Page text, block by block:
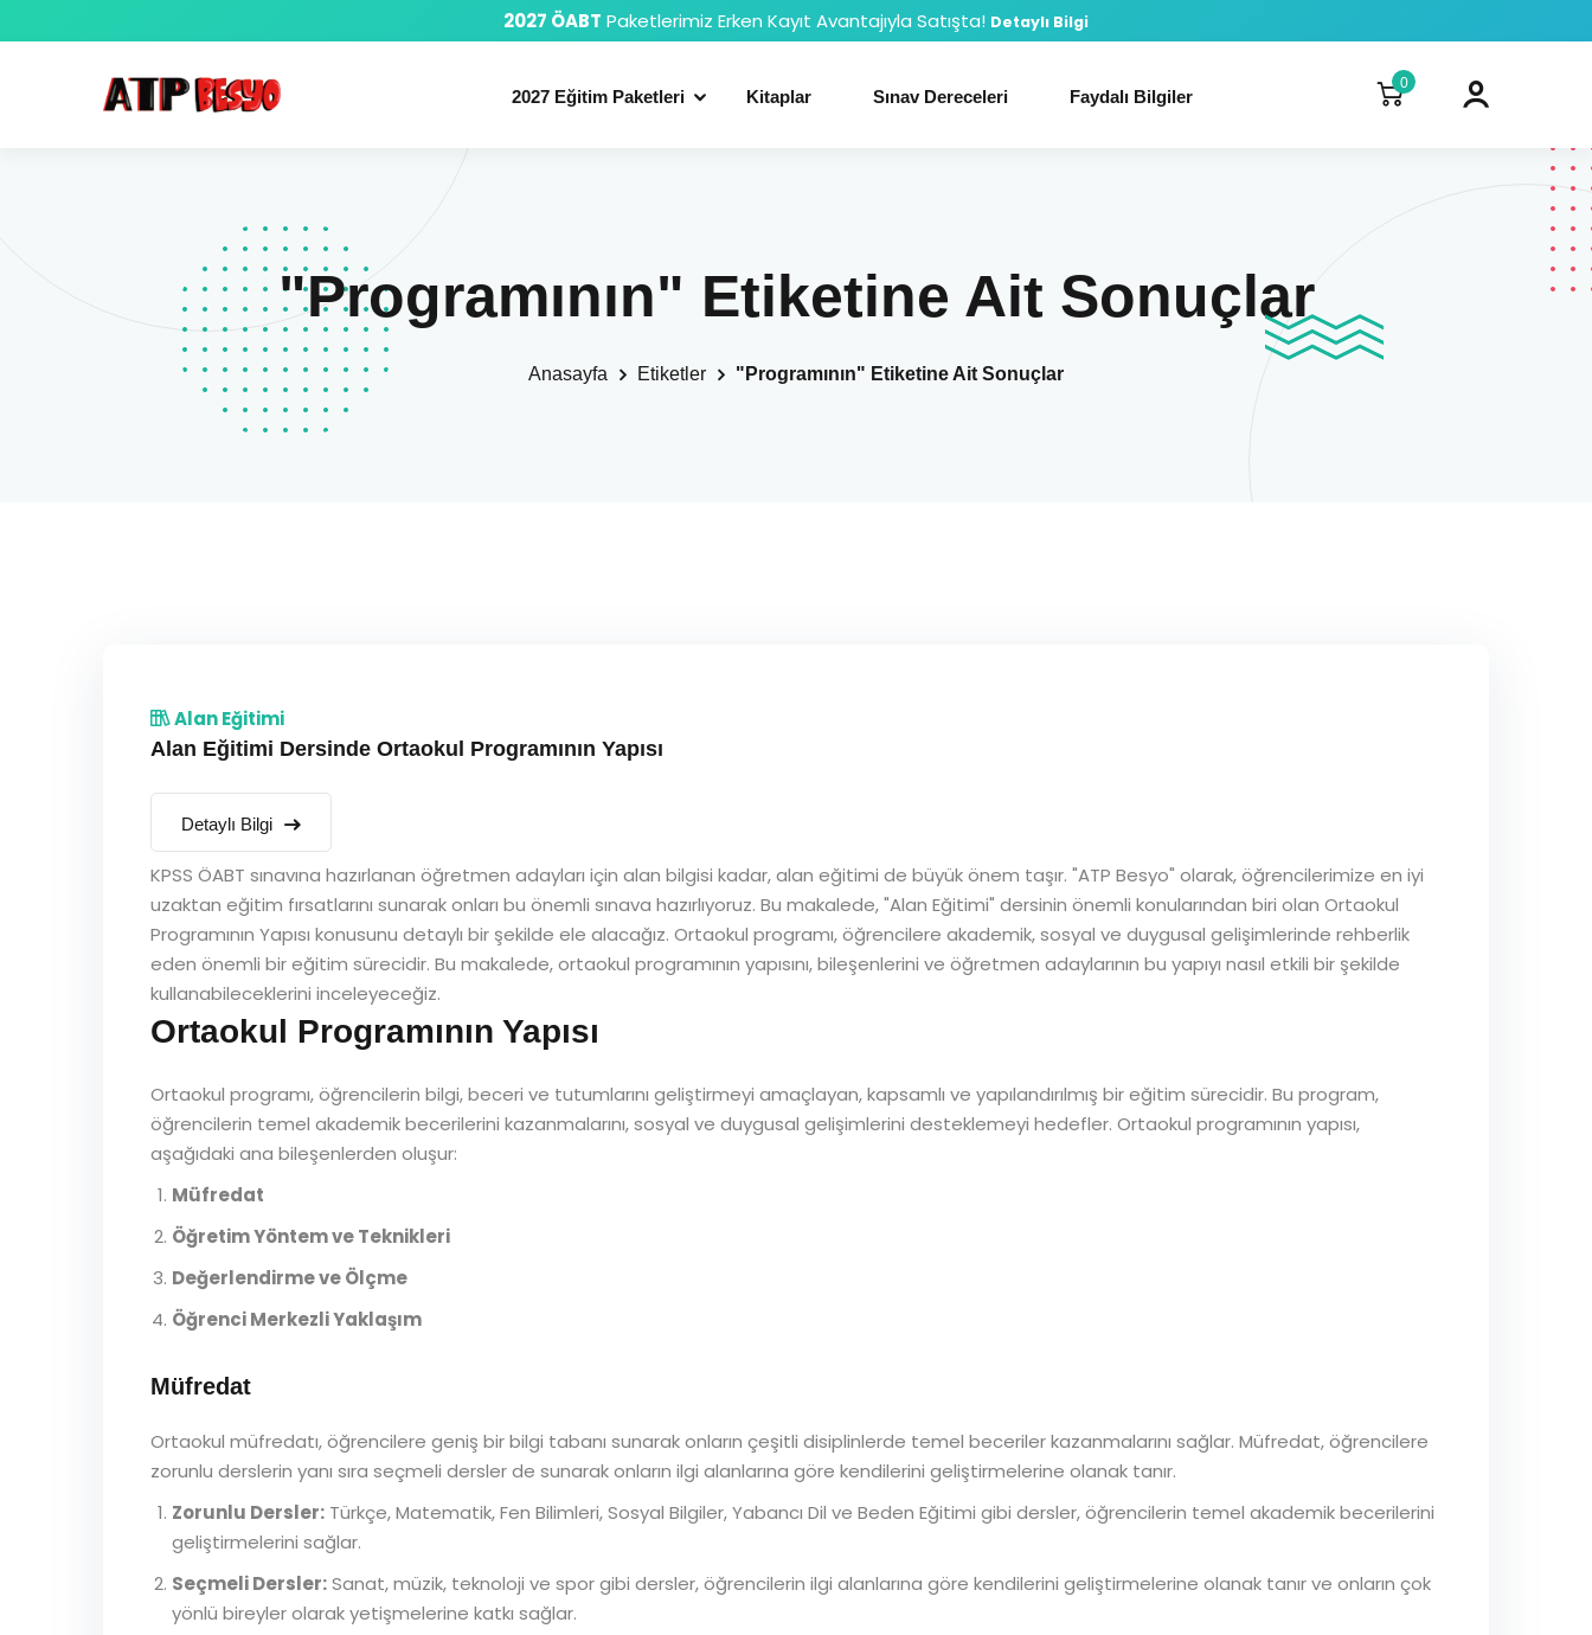
2027 ÖABT Paketlerimiz Erken Kayıt Avantajıyla Satışta! Detaylı Bilgi
2027 Eğitim Paketleri Kitaplar Sınav Dereceleri Faydalı Bilgiler
0
"Programının" Etiketine Ait Sonuçlar
Anasayfa Etiketler "Programının" Etiketine Ait Sonuçlar
Alan Eğitimi
Alan Eğitimi Dersinde Ortaokul Programının Yapısı
Detaylı Bilgi
KPSS ÖABT sınavına hazırlanan öğretmen adayları için alan bilgisi kadar, alan eğitimi de büyük önem taşır. "ATP Besyo" olarak, öğrencilerimize en iyi
uzaktan eğitim fırsatlarını sunarak onları bu önemli sınava hazırlıyoruz. Bu makalede, "Alan Eğitimi" dersinin önemli konularından biri olan Ortaokul
Programının Yapısı konusunu detaylı bir şekilde ele alacağız. Ortaokul programı, öğrencilere akademik, sosyal ve duygusal gelişimlerinde rehberlik
eden önemli bir eğitim sürecidir. Bu makalede, ortaokul programının yapısını, bileşenlerini ve öğretmen adaylarının bu yapıyı nasıl etkili bir şekilde
kullanabileceklerini inceleyeceğiz.
Ortaokul Programının Yapısı
Ortaokul programı, öğrencilerin bilgi, beceri ve tutumlarını geliştirmeyi amaçlayan, kapsamlı ve yapılandırılmış bir eğitim sürecidir. Bu program,
öğrencilerin temel akademik becerilerini kazanmalarını, sosyal ve duygusal gelişimlerini desteklemeyi hedefler. Ortaokul programının yapısı,
aşağıdaki ana bileşenlerden oluşur:
Müfredat
Öğretim Yöntem ve Teknikleri
Değerlendirme ve Ölçme
Öğrenci Merkezli Yaklaşım
Müfredat
Ortaokul müfredatı, öğrencilere geniş bir bilgi tabanı sunarak onların çeşitli disiplinlerde temel beceriler kazanmalarını sağlar. Müfredat, öğrencilere
zorunlu derslerin yanı sıra seçmeli dersler de sunarak onların ilgi alanlarına göre kendilerini geliştirmelerine olanak tanır.
Zorunlu Dersler: Türkçe, Matematik, Fen Bilimleri, Sosyal Bilgiler, Yabancı Dil ve Beden Eğitimi gibi dersler, öğrencilerin temel akademik becerilerini
geliştirmelerini sağlar.
Seçmeli Dersler:Sanat, müzik, teknoloji ve spor gibi dersler, öğrencilerin ilgi alanlarına göre kendilerini geliştirmelerine olanak tanır ve onların çok
yönlü bireyler olarak yetişmelerine katkı sağlar.